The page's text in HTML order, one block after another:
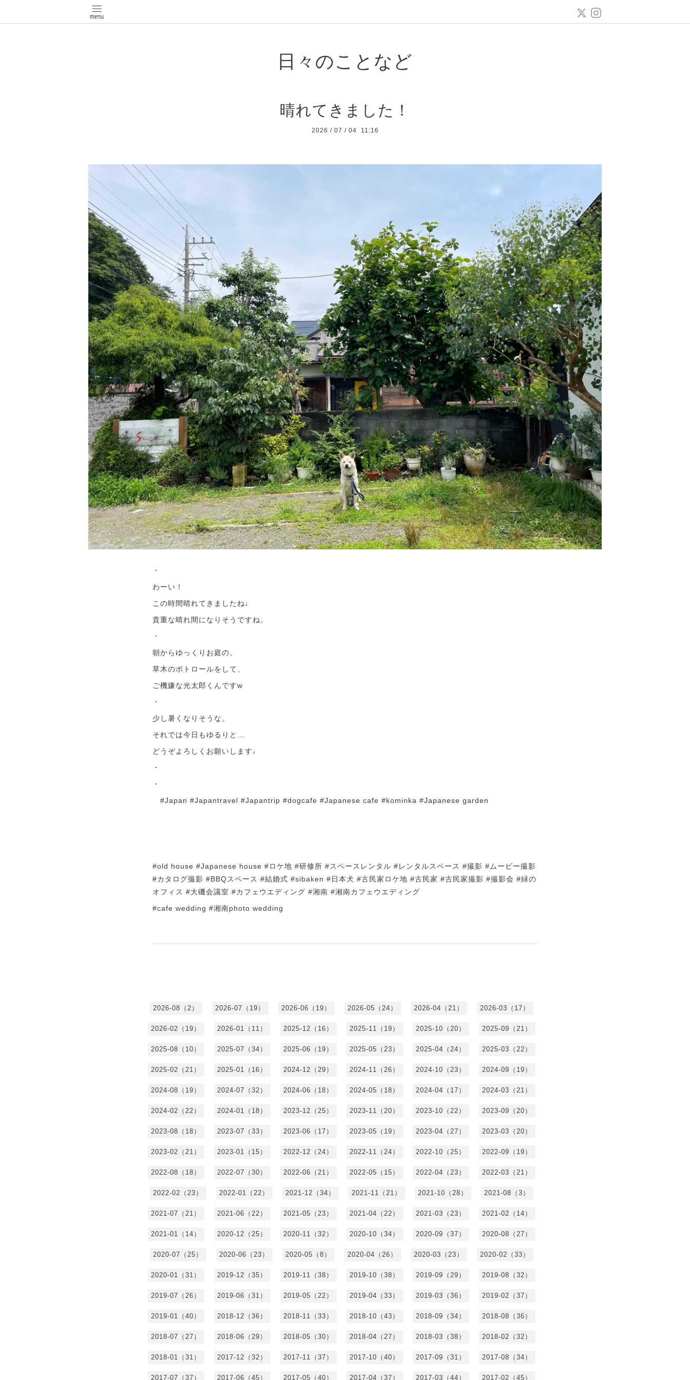
日々のことなど
晴れてきました！
2026 / 07 / 04 11:16
・
わーい！
この時間晴れてきましたね♩
貴重な晴れ間になりそうですね。
・
朝からゆっくりお庭の、
草木のポトロールをして、
ご機嫌な光太郎くんですw
・
少し暑くなりそうな。
それでは今日もゆるりと…
どうぞよろしくお願いします♩
・
・
#Japan #Japantravel #Japantrip #dogcafe #Japanese cafe #kominka #Japanese garden
#old house #Japanese house #ロケ地 #研修所 #スペースレンタル #レンタルスペース #撮影 #ムービー撮影
#カタログ撮影 #BBQスペース #結婚式 #sibaken #日本犬 #古民家ロケ地 #古民家 #古民家撮影 #撮影会 #緑の
オフィス #大磯会議室 #カフェウエディング #湘南 #湘南カフェウエディング
#cafe wedding #湘南photo wedding
2026-08（2） 2026-07（19） 2026-06（19） 2026-05（24） 2026-04（21） 2026-03（17）
2026-02（19） 2026-01（11） 2025-12（16） 2025-11（19） 2025-10（20） 2025-09（21）
2025-08（10） 2025-07（34） 2025-06（19） 2025-05（23） 2025-04（24） 2025-03（22）
2025-02（21） 2025-01（16） 2024-12（29） 2024-11（26） 2024-10（23） 2024-09（19）
2024-08（19） 2024-07（32） 2024-06（18） 2024-05（18） 2024-04（17） 2024-03（21）
2024-02（22） 2024-01（18） 2023-12（25） 2023-11（20） 2023-10（22） 2023-09（20）
2023-08（18） 2023-07（33） 2023-06（17） 2023-05（19） 2023-04（27） 2023-03（20）
2023-02（21） 2023-01（15） 2022-12（24） 2022-11（24） 2022-10（25） 2022-09（19）
2022-08（18） 2022-07（30） 2022-06（21） 2022-05（15） 2022-04（23） 2022-03（21）
2022-02（23） 2022-01（22） 2021-12（34） 2021-11（21） 2021-10（28） 2021-08（3）
2021-07（21） 2021-06（22） 2021-05（23） 2021-04（22） 2021-03（23） 2021-02（14）
2021-01（14） 2020-12（25） 2020-11（32） 2020-10（34） 2020-09（37） 2020-08（27）
2020-07（25） 2020-06（23） 2020-05（8） 2020-04（26） 2020-03（23） 2020-02（33）
2020-01（31） 2019-12（35） 2019-11（38） 2019-10（38） 2019-09（29） 2019-08（32）
2019-07（26） 2019-06（31） 2019-05（22） 2019-04（33） 2019-03（36） 2019-02（37）
2019-01（40） 2018-12（36） 2018-11（33） 2018-10（43） 2018-09（34） 2018-08（36）
2018-07（27） 2018-06（29） 2018-05（30） 2018-04（27） 2018-03（38） 2018-02（32）
2018-01（31） 2017-12（32） 2017-11（37） 2017-10（40） 2017-09（31） 2017-08（34）
2017-07（37） 2017-06（45） 2017-05（40） 2017-04（37） 2017-03（44） 2017-02（45）